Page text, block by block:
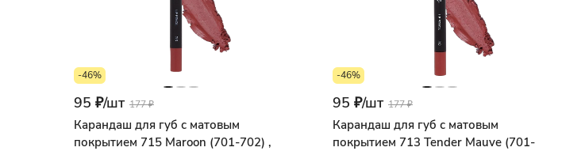
-46%
95 ₽/шт 177 ₽
Карандаш для губ с матовым
покрытием 715 Maroon (701-702) ,
-46%
95 ₽/шт 177 ₽
Карандаш для губ с матовым
покрытием 713 Tender Mauve (701-